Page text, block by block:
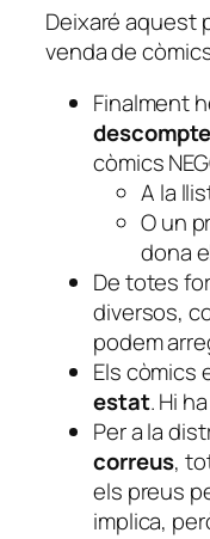
Deixaré aquest
venda de
Finalment
còmics
A la
O un
dona
De totes
diversos,
podem
Els còmics
estat. Hi
Per a la
correus,
els preus
implica,